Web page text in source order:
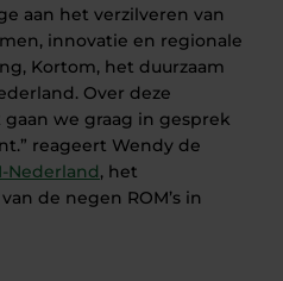
aan het verzilveren van
innovatie en regionale
Kortom, het duurzaam
Over deze
we graag in gesprek
reageert Wendy de
Nederland, het
de negen ROM’s in